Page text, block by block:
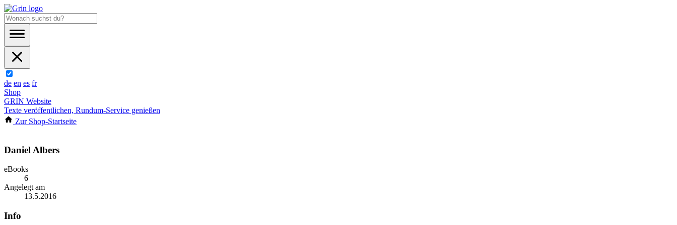
de en es fr
Shop
GRIN Website
Texte veröffentlichen, Rundum-Service genießen
Zur Shop-Startseite
Daniel Albers
eBooks
6
Angelegt am
13.5.2016
Info